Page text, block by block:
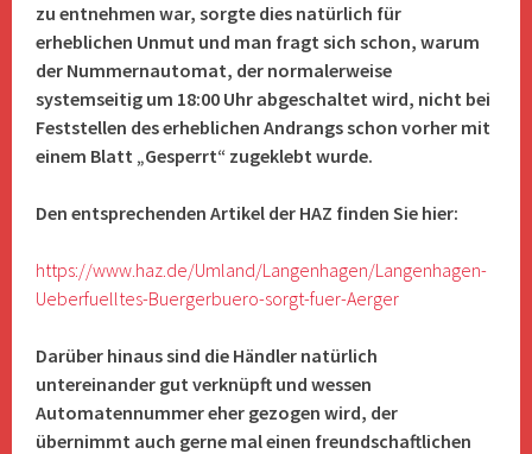
zu entnehmen war, sorgte dies natürlich für
erheblichen Unmut und man fragt sich schon, warum
der Nummernautomat, der normalerweise
systemseitig um 18:00 Uhr abgeschaltet wird, nicht bei
Feststellen des erheblichen Andrangs schon vorher mit
einem Blatt „Gesperrt“ zugeklebt wurde.
Den entsprechenden Artikel der HAZ finden Sie hier:
https://www.haz.de/Umland/Langenhagen/Langenhagen-
Ueberfuelltes-Buergerbuero-sorgt-fuer-Aerger
Darüber hinaus sind die Händler natürlich
untereinander gut verknüpft und wessen
Automatennummer eher gezogen wird, der
übernimmt auch gerne mal einen freundschaftlichen